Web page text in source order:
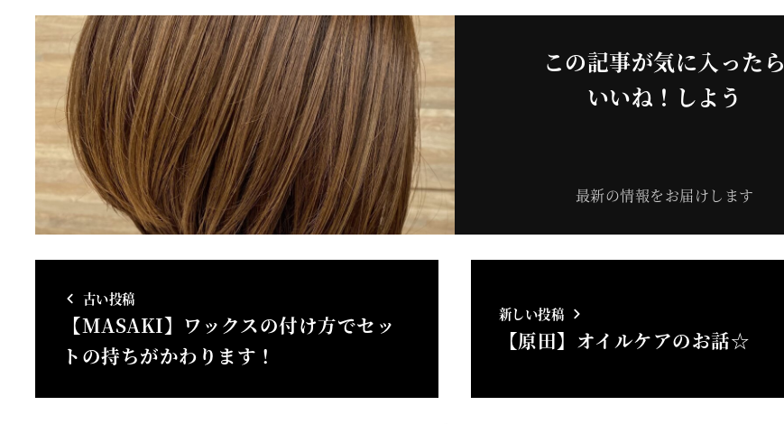
この記事が気に入ったら
いいね！しよう
最新の情報をお届けします
古い投稿
【MASAKI】ワックスの付け方でセッ
トの持ちがかわります！
新しい投稿
【原田】オイルケアのお話☆